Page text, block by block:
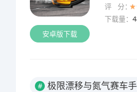
安卓版下载
评 分：
下载量：
# 极限漂移与氮气赛车